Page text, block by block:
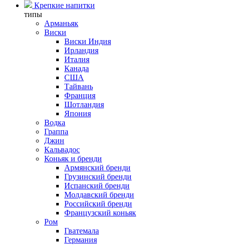
Крепкие напитки
типы
Арманьяк
Виски
Виски Индия
Ирландия
Италия
Канада
США
Тайвань
Франция
Шотландия
Япония
Водка
Граппа
Джин
Кальвадос
Коньяк и бренди
Армянский бренди
Грузинский бренди
Испанский бренди
Молдавский бренди
Российский бренди
Французский коньяк
Ром
Гватемала
Германия